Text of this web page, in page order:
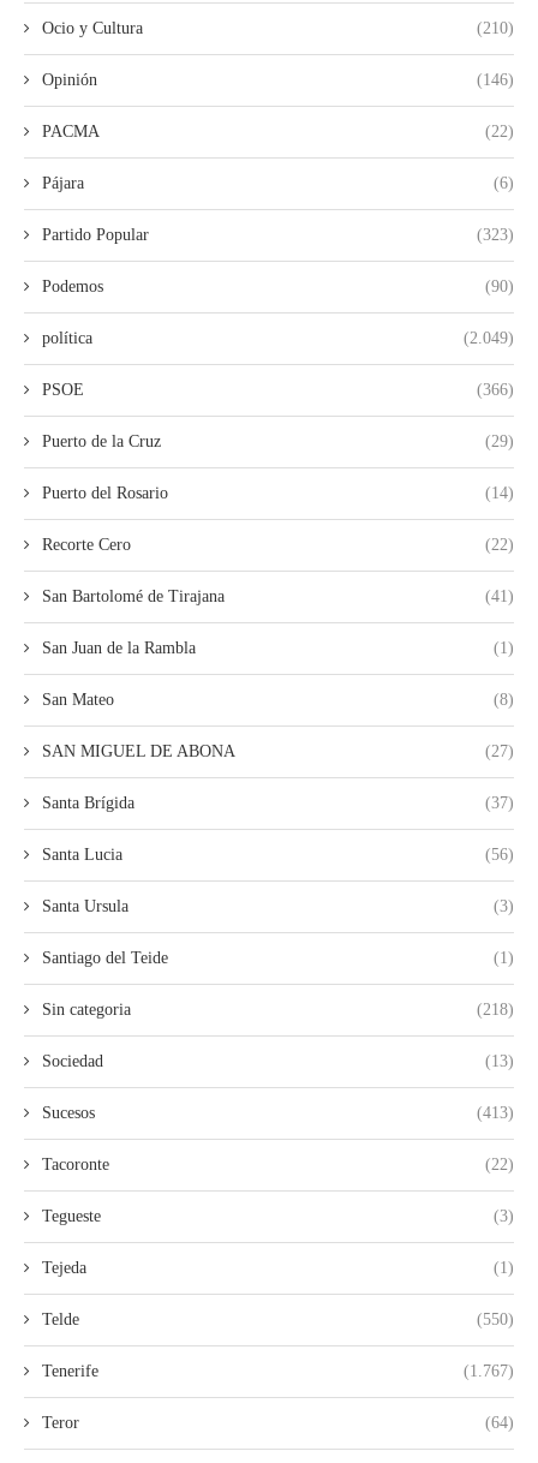
Ocio y Cultura (210)
Opinión (146)
PACMA (22)
Pájara (6)
Partido Popular (323)
Podemos (90)
política (2.049)
PSOE (366)
Puerto de la Cruz (29)
Puerto del Rosario (14)
Recorte Cero (22)
San Bartolomé de Tirajana (41)
San Juan de la Rambla (1)
San Mateo (8)
SAN MIGUEL DE ABONA (27)
Santa Brígida (37)
Santa Lucia (56)
Santa Ursula (3)
Santiago del Teide (1)
Sin categoria (218)
Sociedad (13)
Sucesos (413)
Tacoronte (22)
Tegueste (3)
Tejeda (1)
Telde (550)
Tenerife (1.767)
Teror (64)